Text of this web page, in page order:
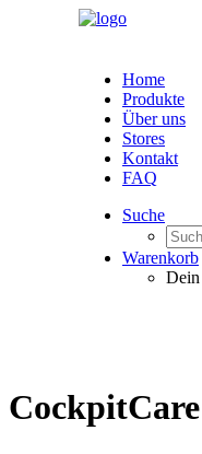
Home
Produkte
Über uns
Stores
Kontakt
FAQ
Suche
Warenkorb
Dein
CockpitCare